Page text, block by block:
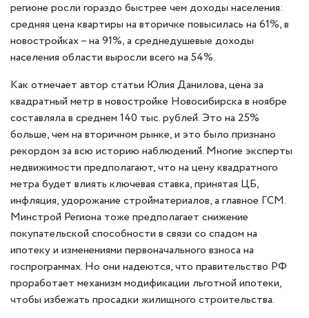
регионе росли гораздо быстрее чем доходы населения:
средняя цена квартиры на вторичке повысилась на 61%, в
новостройках – на 91%, а среднедушевые доходы
населения области выросли всего на 54%.
Как отмечает автор статьи Юлия Данилова, цена за
квадратный метр в новостройке Новосибирска в ноябре
составляла в среднем 140 тыс. рублей. Это на 25%
больше, чем на вторичном рынке, и это было признано
рекордом за всю историю наблюдений. Многие эксперты
недвижимости предполагают, что на цену квадратного
метра будет влиять ключевая ставка, принятая ЦБ,
инфляция, удорожание стройматериалов, а главное ГСМ.
Минстрой Региона тоже предполагает снижение
покупательской способности в связи со спадом на
ипотеку и изменениями первоначального взноса на
госпрограммах. Но они надеются, что правительство РФ
проработает механизм модификации льготной ипотеки,
чтобы избежать просадки жилищного строительства.